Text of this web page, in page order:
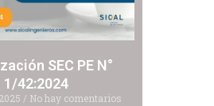
SEC PE N°
1/42:2024
No hay comentarios